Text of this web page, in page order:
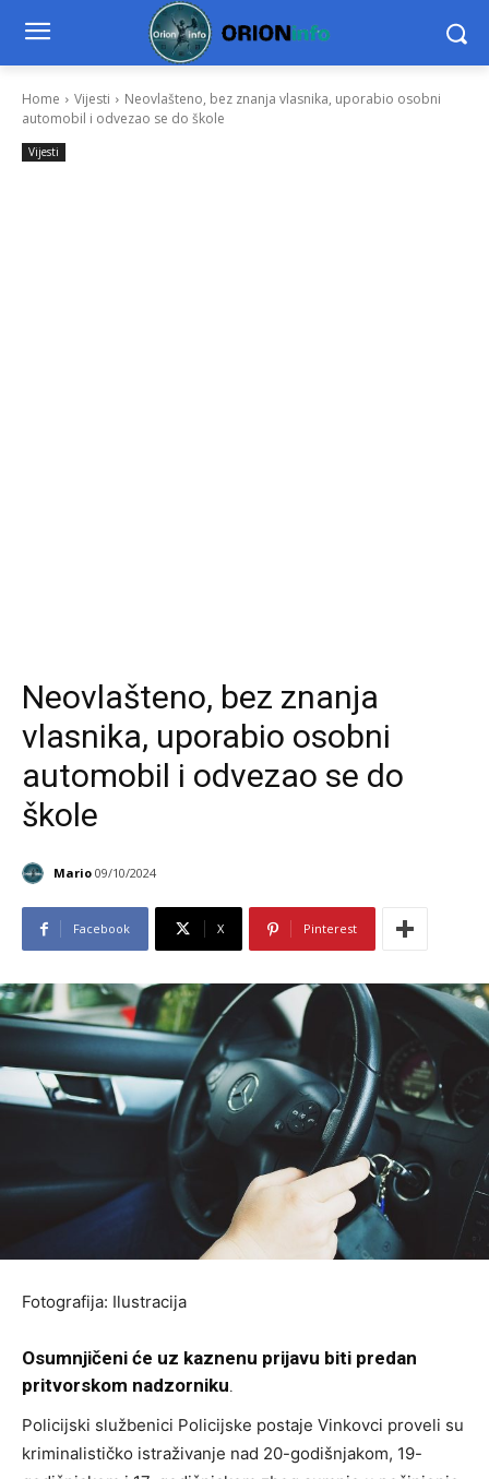
Home Vijesti
Neovlašteno, bez znanja vlasnika, uporabio osobni
automobil i odvezao se do škole
Vijesti
Neovlašteno, bez znanja
vlasnika, uporabio osobni
automobil i odvezao se do
škole
Mario 09/10/2024
Facebook X Pinterest
Fotografija: Ilustracija
Osumnjičeni će uz kaznenu prijavu biti predan
pritvorskom nadzorniku.
Policijski službenici Policijske postaje Vinkovci proveli su
kriminalističko istraživanje nad 20-godišnjakom, 19-